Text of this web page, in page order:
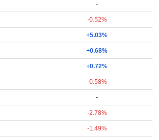
-
-0.52%
+5.03%
+0.68%
+0.72%
-0.58%
-
-2.78%
-1.49%